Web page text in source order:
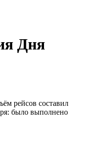
Дня
рейсов составил
было выполнено